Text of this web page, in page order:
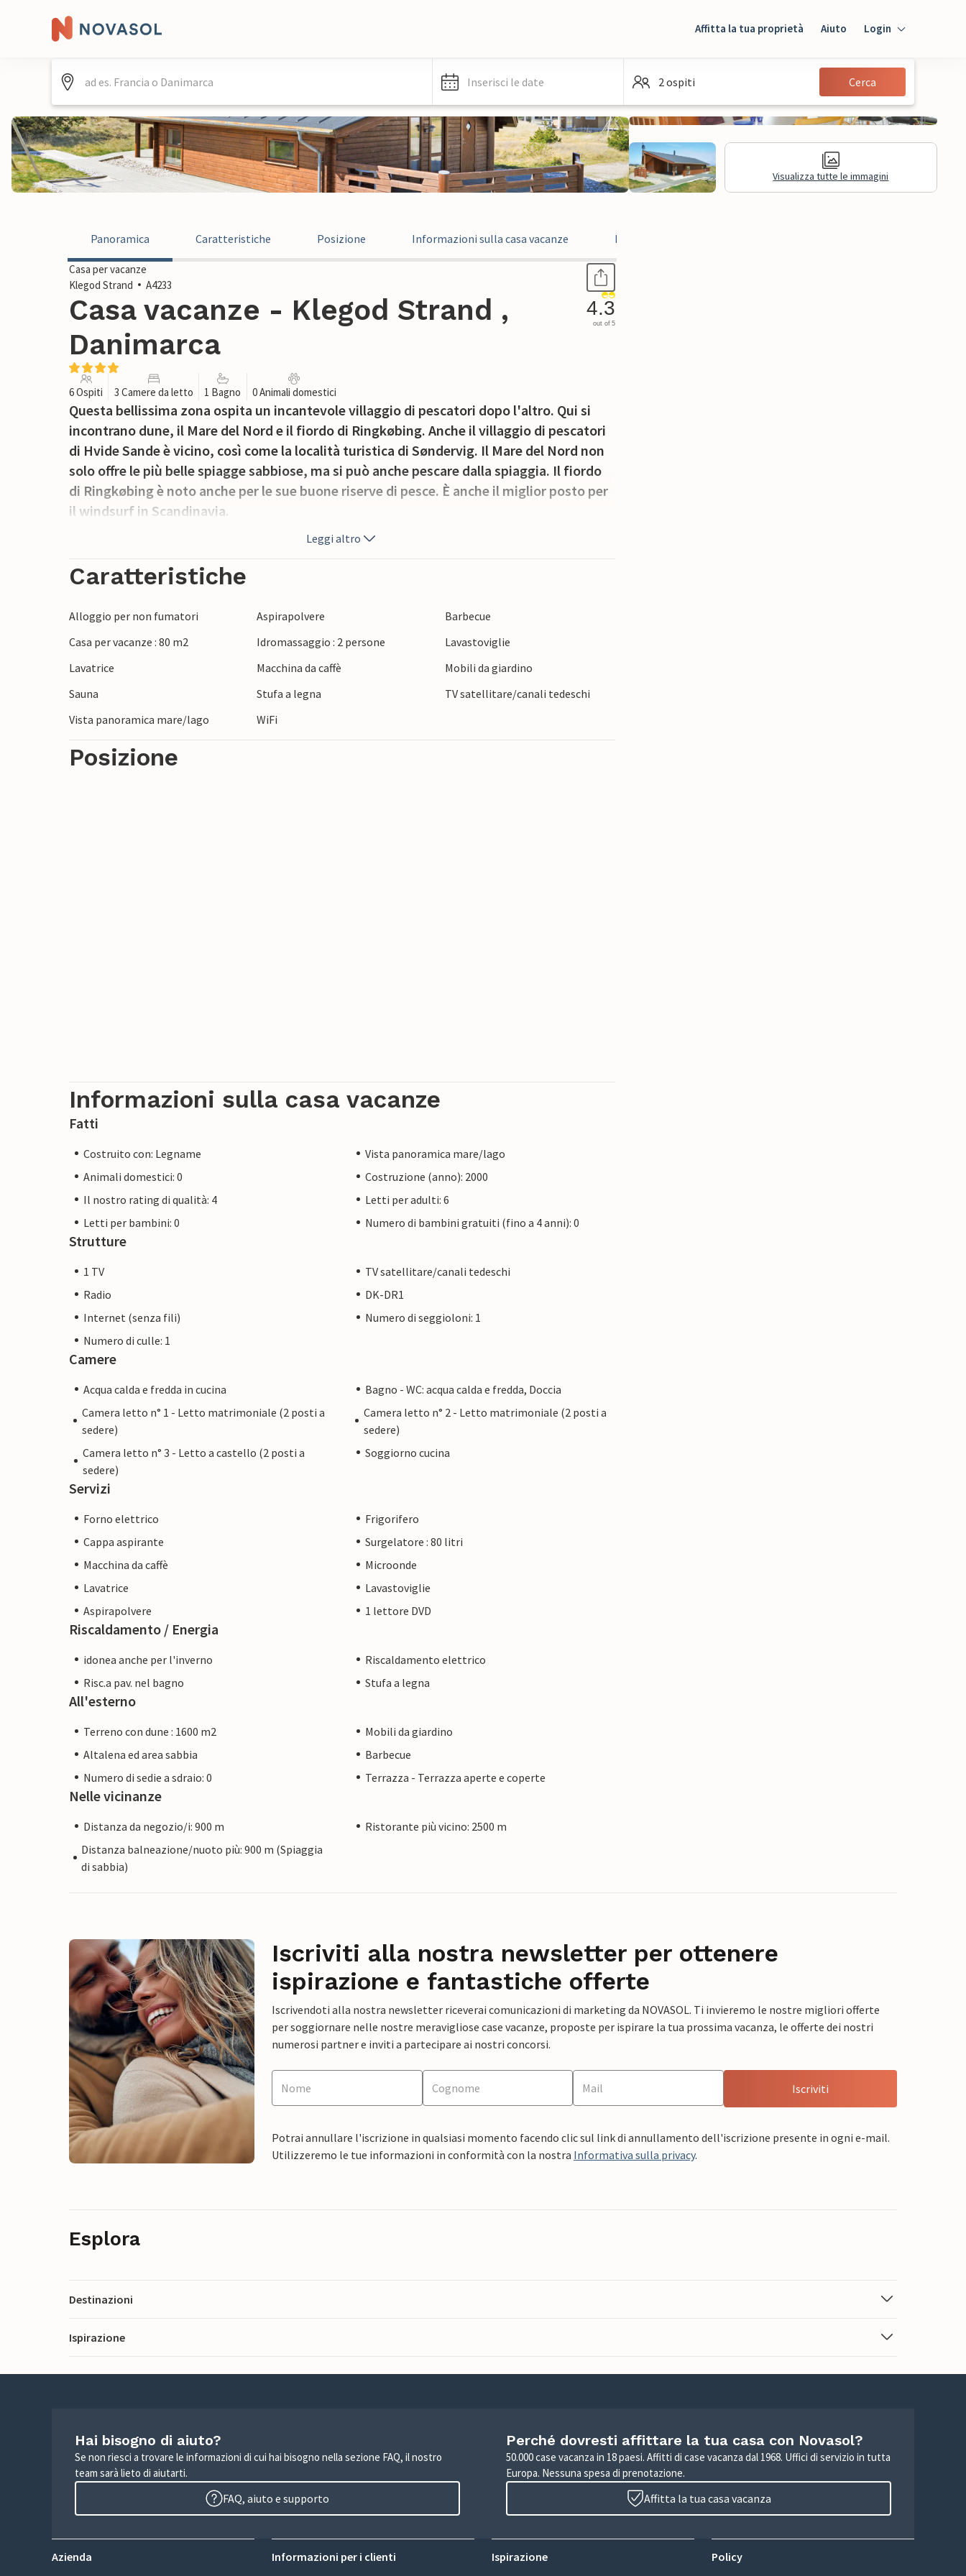
Affitta la tua proprietà Aiuto Login
Ospiti
Inserisci le date 2 ospiti Cerca
Visualizza tutte le immagini
Panoramica Caratteristiche Posizione Informazioni sulla casa vacanze Recensioni
Casa per vacanze
Klegod Strand
A4233
Casa vacanze - Klegod Strand ,
Danimarca
4.3
out of 5
6 Ospiti 3 Camere da letto 1 Bagno 0 Animali domestici
Questa bellissima zona ospita un incantevole villaggio di pescatori dopo l'altro. Qui si
incontrano dune, il Mare del Nord e il fiordo di Ringkøbing. Anche il villaggio di pescatori
di Hvide Sande è vicino, così come la località turistica di Søndervig. Il Mare del Nord non
solo offre le più belle spiagge sabbiose, ma si può anche pescare dalla spiaggia. Il fiordo
di Ringkøbing è noto anche per le sue buone riserve di pesce. È anche il miglior posto per
il windsurf in Scandinavia.
Leggi altro
Caratteristiche
Alloggio per non fumatori Aspirapolvere
Barbecue
Casa per vacanze : 80 m2
Idromassaggio : 2 persone
Lavastoviglie
Lavatrice
Macchina da caffè
Mobili da giardino
Sauna
Stufa a legna
TV satellitare/canali tedeschi
Vista panoramica mare/lago
WiFi
Posizione
Informazioni sulla casa vacanze
Fatti
Costruito con: Legname
Vista panoramica mare/lago
Animali domestici: 0
Costruzione (anno): 2000
Il nostro rating di qualità: 4
Letti per adulti: 6
Letti per bambini: 0
Numero di bambini gratuiti (fino a 4 anni): 0
Strutture
1 TV
TV satellitare/canali tedeschi
Radio
DK-DR1
Internet (senza fili)
Numero di seggioloni: 1
Numero di culle: 1
Camere
Acqua calda e fredda in cucina
Bagno - WC: acqua calda e fredda, Doccia
Camera letto n° 1 - Letto matrimoniale (2 posti a
sedere)
Camera letto n° 2 - Letto matrimoniale (2 posti a
sedere)
Camera letto n° 3 - Letto a castello (2 posti a
sedere)
Soggiorno cucina
Servizi
Forno elettrico
Frigorifero
Cappa aspirante
Surgelatore : 80 litri
Macchina da caffè
Microonde
Lavatrice
Lavastoviglie
Aspirapolvere
1 lettore DVD
Riscaldamento / Energia
idonea anche per l'inverno
Riscaldamento elettrico
Risc.a pav. nel bagno
Stufa a legna
All'esterno
Terreno con dune : 1600 m2
Mobili da giardino
Altalena ed area sabbia
Barbecue
Numero di sedie a sdraio: 0
Terrazza - Terrazza aperte e coperte
Nelle vicinanze
Distanza da negozio/i: 900 m
Ristorante più vicino: 2500 m
Distanza balneazione/nuoto più: 900 m (Spiaggia
di sabbia)
Iscriviti alla nostra newsletter per ottenere
ispirazione e fantastiche offerte
Iscrivendoti alla nostra newsletter riceverai comunicazioni di marketing da NOVASOL. Ti invieremo le nostre migliori offerte
per soggiornare nelle nostre meravigliose case vacanze, proposte per ispirare la tua prossima vacanza, le offerte dei nostri
numerosi partner e inviti a partecipare ai nostri concorsi.
Iscriviti
Potrai annullare l'iscrizione in qualsiasi momento facendo clic sul link di annullamento dell'iscrizione presente in ogni e-mail.
Utilizzeremo le tue informazioni in conformità con la nostra Informativa sulla privacy.
Esplora
Destinazioni
Ispirazione
Hai bisogno di aiuto?
Se non riesci a trovare le informazioni di cui hai bisogno nella sezione FAQ, il nostro
team sarà lieto di aiutarti.
FAQ, aiuto e supporto
Perché dovresti affittare la tua casa con Novasol?
50.000 case vacanza in 18 paesi. Affitti di case vacanza dal 1968. Uffici di servizio in tutta
Europa. Nessuna spesa di prenotazione.
Affitta la tua casa vacanza
Azienda Informazioni per i clienti Ispirazione Policy